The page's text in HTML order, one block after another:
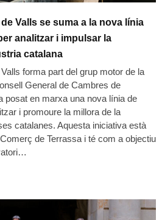
Valls se suma a la nova línia
analitzar i impulsar la
catalana
forma part del grup motor de la
General de Cambres de
posat en marxa una nova línia de
i promoure la millora de la
catalanes. Aquesta iniciativa està
de Terrassa i té com a objectiu